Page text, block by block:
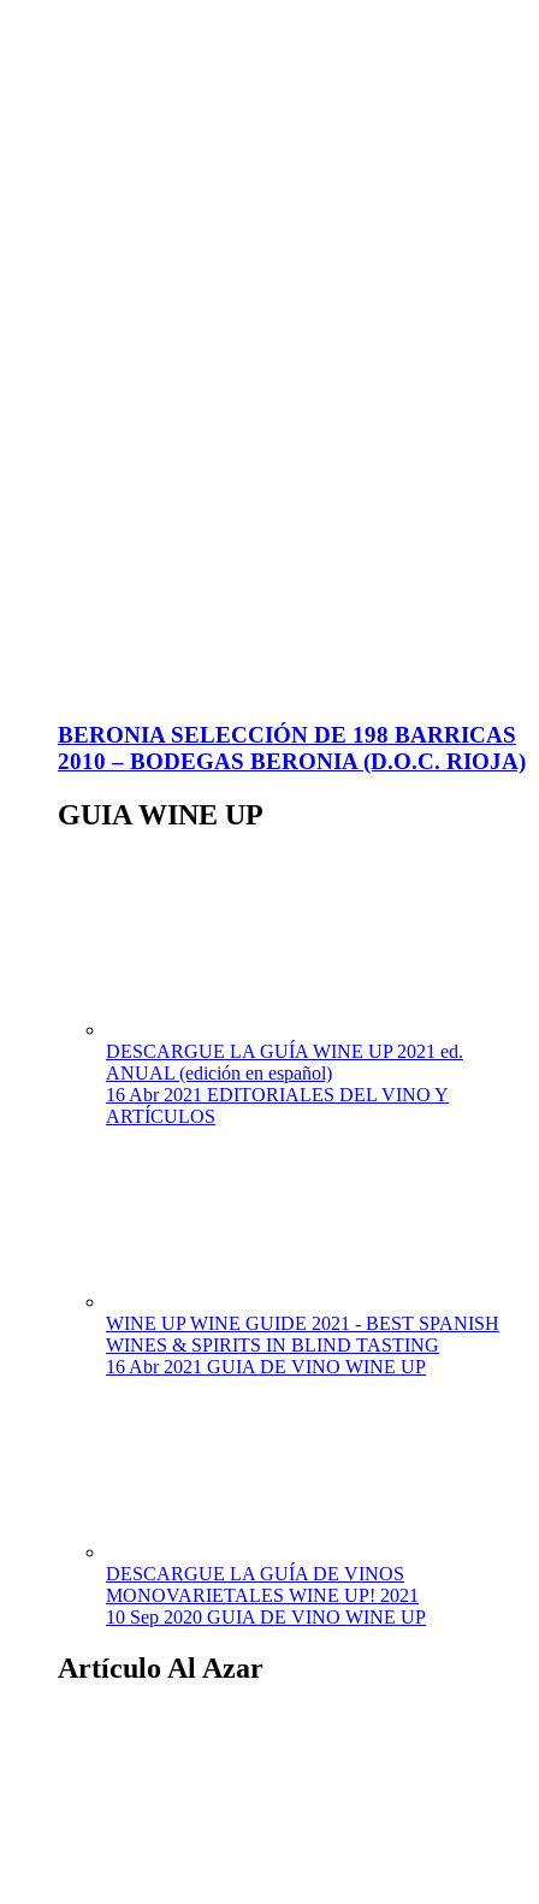
BERONIA SELECCIÓN DE 198 BARRICAS
2010 – BODEGAS BERONIA (D.O.C. RIOJA)
GUIA WINE UP
DESCARGUE LA GUÍA WINE UP 2021 ed.
ANUAL (edición en español)
16 Abr 2021 EDITORIALES DEL VINO Y
ARTÍCULOS
WINE UP WINE GUIDE 2021 - BEST SPANISH
WINES & SPIRITS IN BLIND TASTING
16 Abr 2021 GUIA DE VINO WINE UP
DESCARGUE LA GUÍA DE VINOS
MONOVARIETALES WINE UP! 2021
10 Sep 2020 GUIA DE VINO WINE UP
Artículo Al Azar